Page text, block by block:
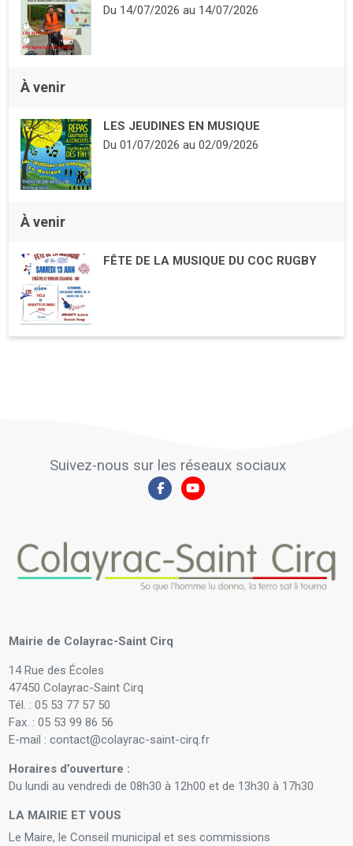
Du 14/07/2026au 14/07/2026
À venir
LES JEUDINES EN MUSIQUE
Du 01/07/2026au 02/09/2026
À venir
FÊTE DE LA MUSIQUE DU COC RUGBY
Suivez-nous sur les réseaux sociaux
Mairie de Colayrac-Saint Cirq
14 Rue des Écoles
47450 Colayrac-Saint Cirq
Tél. : 05 53 77 57 50
Fax. : 05 53 99 86 56
E-mail : contact@colayrac-saint-cirq.fr
Horaires d’ouverture :
Du lundi au vendredi de 08h30 à 12h00 et de 13h30 à 17h30
LA MAIRIE ET VOUS
Le Maire, le Conseil municipal et ses commissions